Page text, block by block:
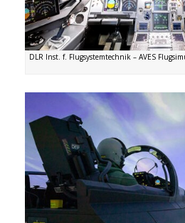
DLR Inst. f. Flugsystemtechnik – AVES